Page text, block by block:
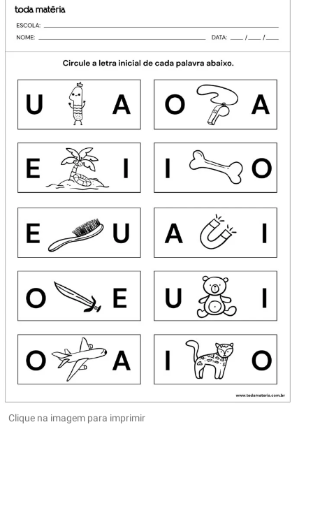
Clique na imagem para imprimir